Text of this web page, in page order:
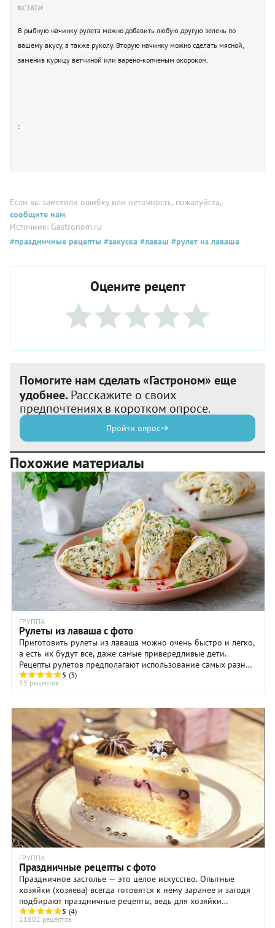
КСТАТИ
В рыбную начинку рулета можно добавить любую другую зелень по
вашему вкусу, а также руколу. Вторую начинку можно сделать мясной,
заменив курицу ветчиной или варено-копченым окороком.
:
Если вы заметили ошибку или неточность, пожалуйста,
сообщите нам.
Источник: Gastronom.ru
#праздничные рецепты #закуска #лаваш #рулет из лаваша
Оцените рецепт
Помогите нам сделать «Гастроном» еще
удобнее. Расскажите о своих
предпочтениях в коротком опросе.
Пройти опрос
Похожие материалы
ГРУППА
Рулеты из лаваша с фото
Приготовить рулеты из лаваша можно очень быстро и легко,
а есть их будут все, даже самые привередливые дети.
Рецепты рулетов предполагают использование самых разных
ингредиентов для начинки и ...
5 (3)
55 рецептов
ГРУППА
Праздничные рецепты с фото
Праздничное застолье — это целое искусство. Опытные
хозяйки (хозяева) всегда готовятся к нему заранее и загодя
подбирают праздничные рецепты, ведь для хозяйки
праздничный стол — способ ...
5 (4)
11802 рецептов